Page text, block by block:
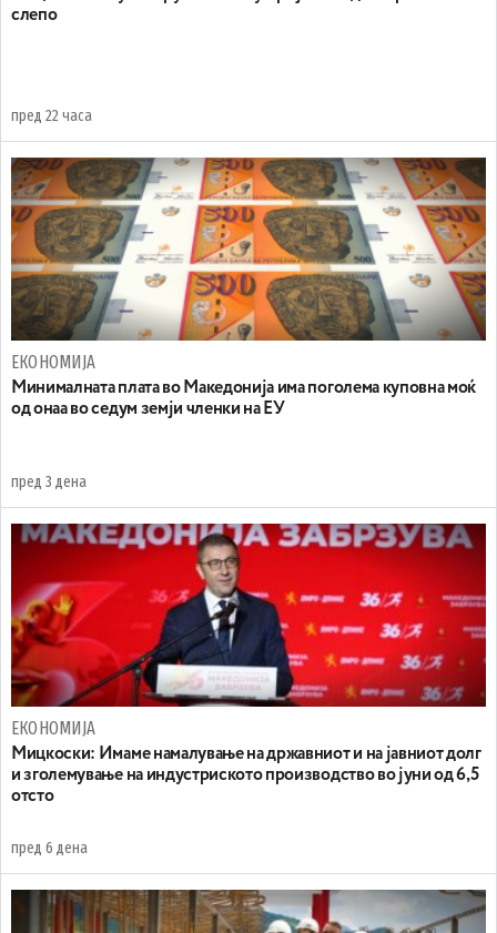
слепо
пред 22 часа
ЕКОНОМИЈА
Минималната плата во Македонија има поголема куповна моќ
од онаа во седум земји членки на ЕУ
пред 3 дена
ЕКОНОМИЈА
Mицкоски: Имаме намалување на државниот и на јавниот долг
и зголемување на индустриското производство во јуни од 6,5
отсто
пред 6 дена